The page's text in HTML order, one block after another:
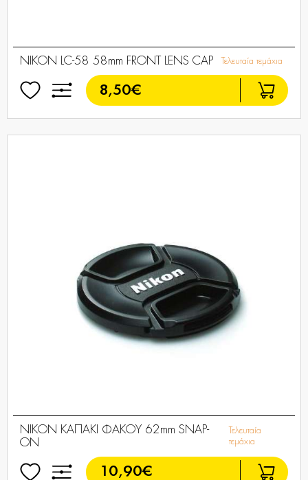
NIKON LC-58 58mm FRONT LENS CAP Τελευταία τεμάχια
8,50€
NIKON ΚΑΠΑΚΙ ΦΑΚΟΥ 62mm SNAP-
ON
Τελευταία
τεμάχια
10,90€